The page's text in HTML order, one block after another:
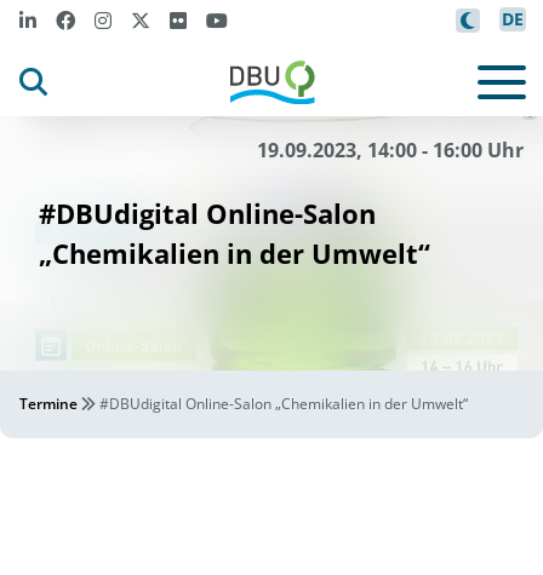
DE
DBU
19.09.2023, 14:00 - 16:00 Uhr
#DBUdigital Online-Salon
„Chemikalien in der Umwelt“
Termine #DBUdigital Online-Salon „Chemikalien in der Umwelt“